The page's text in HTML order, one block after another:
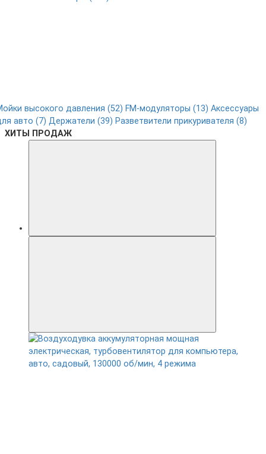
высокого давления (52) FM-модуляторы (13) Аксессуары
авто (7) Держатели (39) Разветвители прикуривателя (8)
ХИТЫ ПРОДАЖ